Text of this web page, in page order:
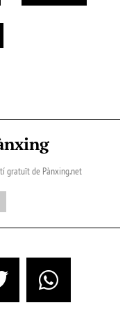
gratuït de Pànxing.net​